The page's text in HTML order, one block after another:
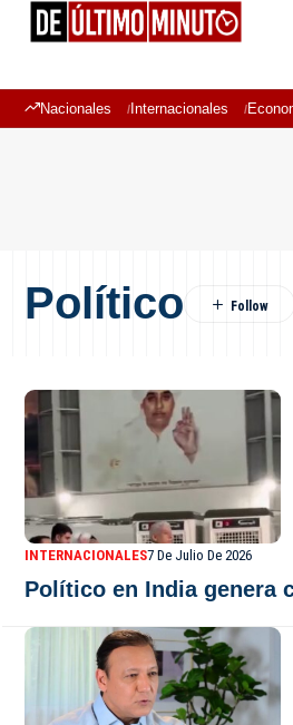
Nacionales Internacionales
Político
INTERNACIONALES7 De Julio De 2026
Político en India genera